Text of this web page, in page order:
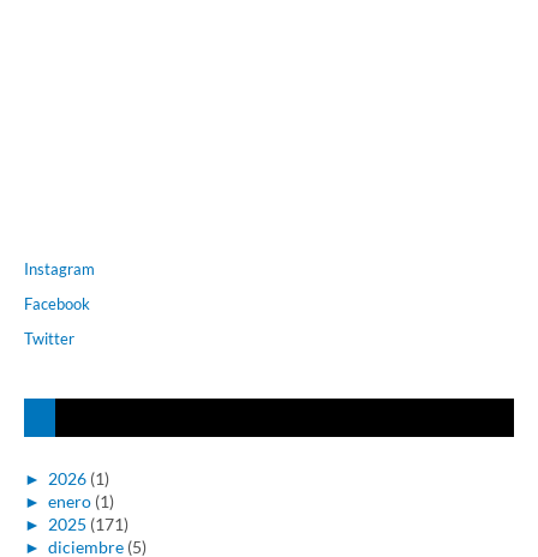
Instagram
Facebook
Twitter
► 2026 (1)
► enero (1)
► 2025 (171)
► diciembre (5)